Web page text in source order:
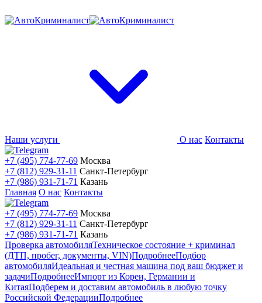
Наши услуги О нас Контакты
+7 (495) 774-77-69 Москва
+7 (812) 929-31-11 Санкт-Петербург
+7 (986) 931-71-71 Казань
Главная О нас Контакты
+7 (495) 774-77-69 Москва
+7 (812) 929-31-11 Санкт-Петербург
+7 (986) 931-71-71 Казань
Проверка автомобиляТехническое состояние + криминал
(ДТП, пробег, документы, VIN)ПодробнееПодбор
автомобиляИдеальная и честная машина под ваш бюджет и
задачиПодробнееИмпорт из Кореи, Германии и
КитаяПодберем и доставим автомобиль в любую точку
Российской ФедерацииПодробнее